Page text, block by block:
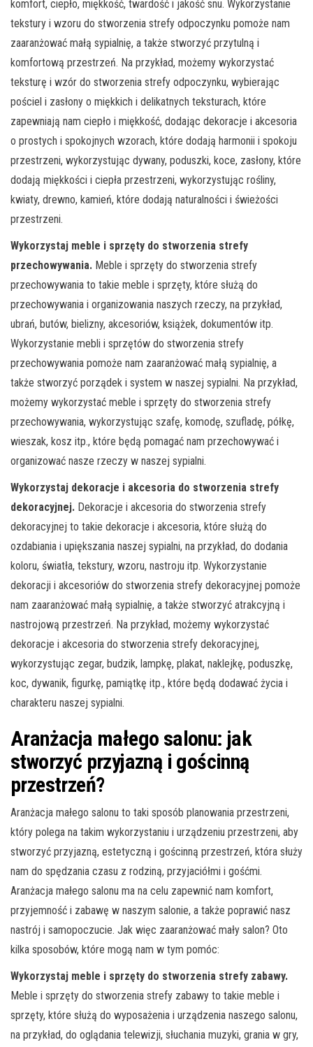
komfort, ciepło, miękkość, twardość i jakość snu. Wykorzystanie
tekstury i wzoru do stworzenia strefy odpoczynku pomoże nam
zaaranżować małą sypialnię, a także stworzyć przytulną i
komfortową przestrzeń. Na przykład, możemy wykorzystać
teksturę i wzór do stworzenia strefy odpoczynku, wybierając
pościel i zasłony o miękkich i delikatnych teksturach, które
zapewniają nam ciepło i miękkość, dodając dekoracje i akcesoria
o prostych i spokojnych wzorach, które dodają harmonii i spokoju
przestrzeni, wykorzystując dywany, poduszki, koce, zasłony, które
dodają miękkości i ciepła przestrzeni, wykorzystując rośliny,
kwiaty, drewno, kamień, które dodają naturalności i świeżości
przestrzeni.
Wykorzystaj meble i sprzęty do stworzenia strefy
przechowywania. Meble i sprzęty do stworzenia strefy
przechowywania to takie meble i sprzęty, które służą do
przechowywania i organizowania naszych rzeczy, na przykład,
ubrań, butów, bielizny, akcesoriów, książek, dokumentów itp.
Wykorzystanie mebli i sprzętów do stworzenia strefy
przechowywania pomoże nam zaaranżować małą sypialnię, a
także stworzyć porządek i system w naszej sypialni. Na przykład,
możemy wykorzystać meble i sprzęty do stworzenia strefy
przechowywania, wykorzystując szafę, komodę, szufladę, półkę,
wieszak, kosz itp., które będą pomagać nam przechowywać i
organizować nasze rzeczy w naszej sypialni.
Wykorzystaj dekoracje i akcesoria do stworzenia strefy
dekoracyjnej. Dekoracje i akcesoria do stworzenia strefy
dekoracyjnej to takie dekoracje i akcesoria, które służą do
ozdabiania i upiększania naszej sypialni, na przykład, do dodania
koloru, światła, tekstury, wzoru, nastroju itp. Wykorzystanie
dekoracji i akcesoriów do stworzenia strefy dekoracyjnej pomoże
nam zaaranżować małą sypialnię, a także stworzyć atrakcyjną i
nastrojową przestrzeń. Na przykład, możemy wykorzystać
dekoracje i akcesoria do stworzenia strefy dekoracyjnej,
wykorzystując zegar, budzik, lampkę, plakat, naklejkę, poduszkę,
koc, dywanik, figurkę, pamiątkę itp., które będą dodawać życia i
charakteru naszej sypialni.
Aranżacja małego salonu: jak
stworzyć przyjazną i gościnną
przestrzeń?
Aranżacja małego salonu to taki sposób planowania przestrzeni,
który polega na takim wykorzystaniu i urządzeniu przestrzeni, aby
stworzyć przyjazną, estetyczną i gościnną przestrzeń, która służy
nam do spędzania czasu z rodziną, przyjaciółmi i gośćmi.
Aranżacja małego salonu ma na celu zapewnić nam komfort,
przyjemność i zabawę w naszym salonie, a także poprawić nasz
nastrój i samopoczucie. Jak więc zaaranżować mały salon? Oto
kilka sposobów, które mogą nam w tym pomóc:
Wykorzystaj meble i sprzęty do stworzenia strefy zabawy.
Meble i sprzęty do stworzenia strefy zabawy to takie meble i
sprzęty, które służą do wyposażenia i urządzenia naszego salonu,
na przykład, do oglądania telewizji, słuchania muzyki, grania w gry,